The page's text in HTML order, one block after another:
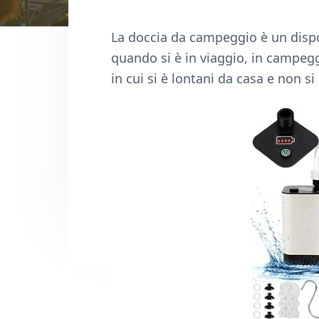
t
e
La doccia da campeggio è un
quando si è in viaggio, in
in cui si è lontani da casa e non